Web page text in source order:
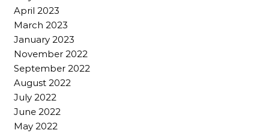
April 2023
March 2023
January 2023
November 2022
September 2022
August 2022
July 2022
June 2022
May 2022